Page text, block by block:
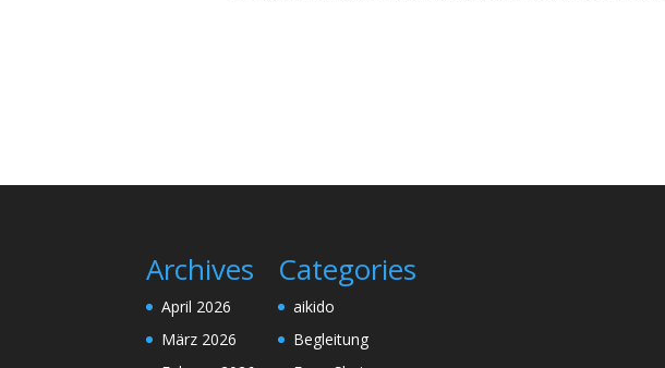
Archives
April 2026
März 2026
Categories
aikido
Begleitung